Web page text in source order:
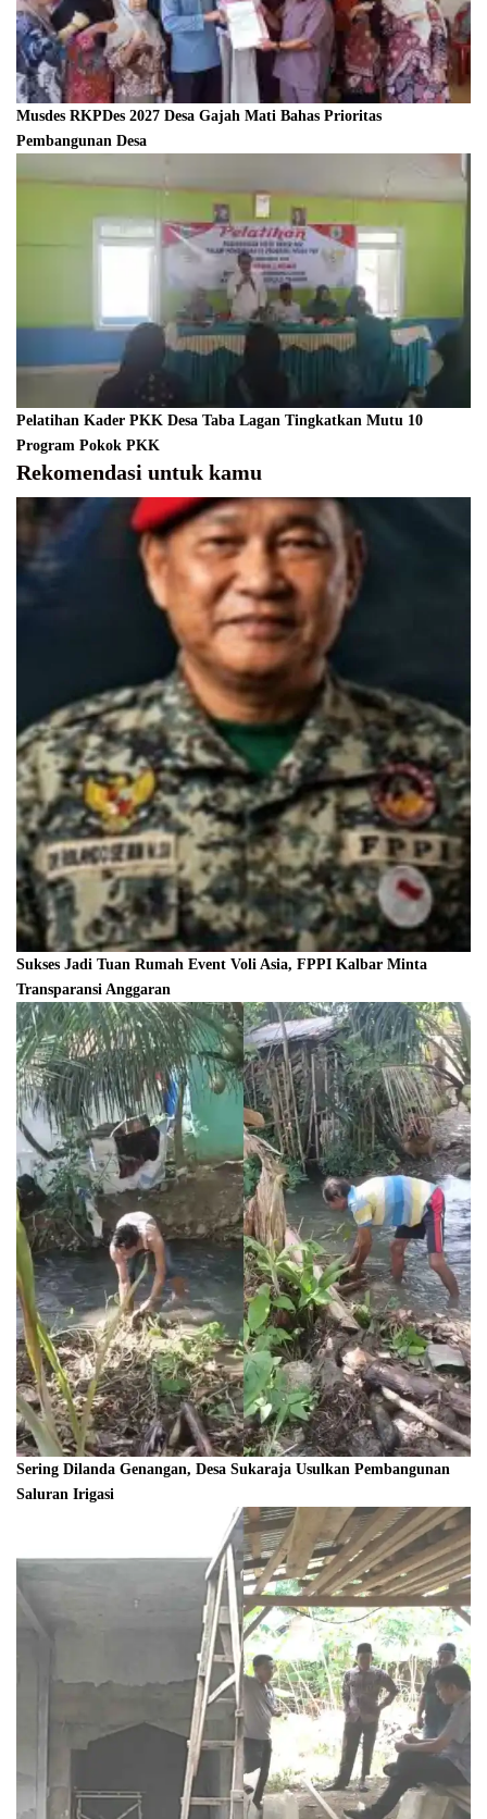
Musdes RKPDes 2027 Desa Gajah Mati Bahas Prioritas
Pembangunan Desa
Pelatihan Kader PKK Desa Taba Lagan Tingkatkan Mutu 10
Program Pokok PKK
Rekomendasi untuk kamu
Sukses Jadi Tuan Rumah Event Voli Asia, FPPI Kalbar Minta
Transparansi Anggaran
Sering Dilanda Genangan, Desa Sukaraja Usulkan Pembangunan
Saluran Irigasi